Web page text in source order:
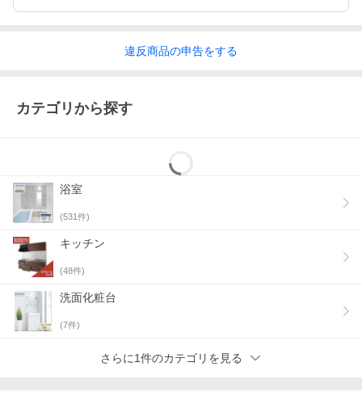
違反商品の申告をする
カテゴリから探す
浴室
(531件)
キッチン
(48件)
洗面化粧台
(7件)
さらに1件のカテゴリを見る